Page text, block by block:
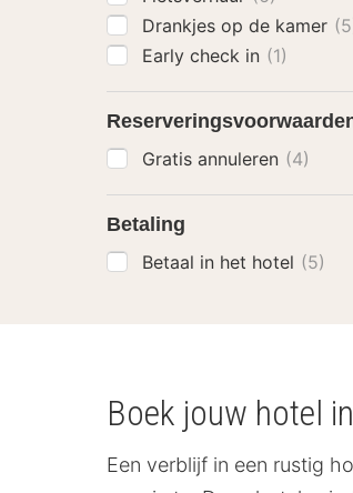
Drankjes op de kamer
Early check in (1)
Gratis annuleren (4)
Betaling
Betaal in het hotel (5)
Boek jouw hotel
Een verblijf in een rustig